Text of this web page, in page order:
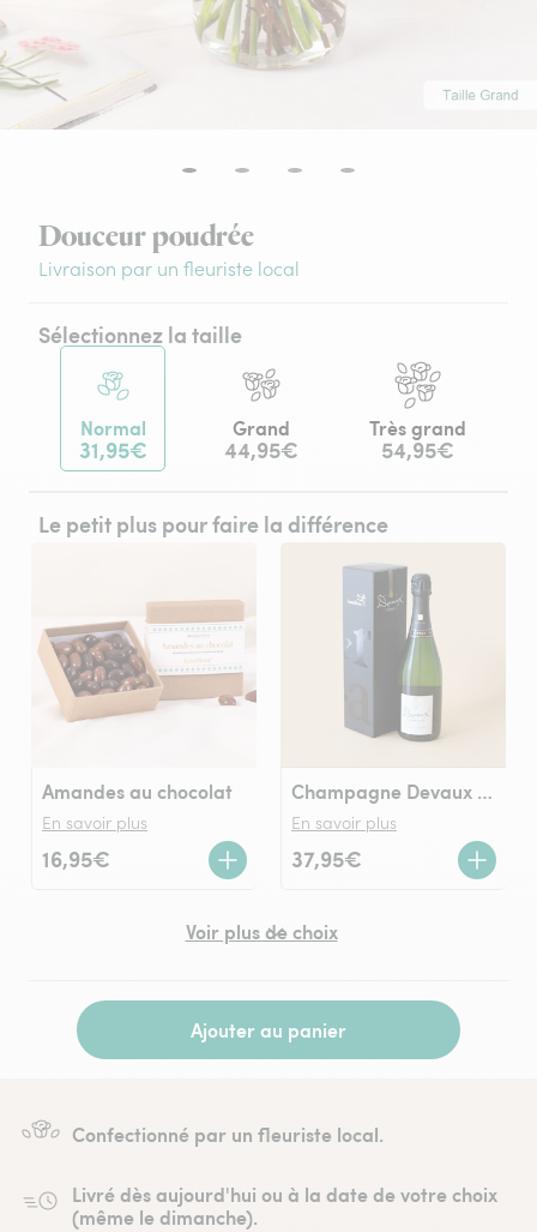
Douceur poudrée
Livraison par un fleuriste local
Sélectionnez la taille
Normal
31,95€
Grand
44,95€
Très grand
54,95€
Le petit plus pour faire la différence
Amandes au chocolat
En savoir plus
16,95€
Champagne Devaux (75cl)
En savoir plus
37,95€
Voir plus de choix
Ajouter au panier
Confectionné par un fleuriste local.
Livré dès aujourd'hui ou à la date de votre choix
(même le dimanche).